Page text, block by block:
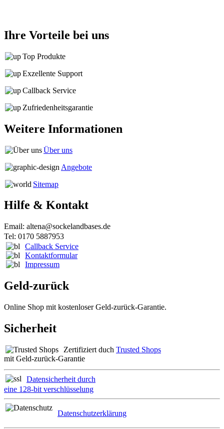
Ihre Vorteile bei uns
Top Produkte
Exzellente Support
Callback Service
Zufriedenheitsgarantie
Weitere Informationen
Über uns
Angebote
Sitemap
Hilfe & Kontakt
Email: altena@sockelandbases.de
Tel: 0170 5887953
Callback Service
Kontaktformular
Impressum
Geld-zurück
Online Shop mit kostenloser Geld-zurück-Garantie.
Sicherheit
Zertifiziert duch Trusted Shops
mit Geld-zurück-Garantie
Datensicherheit durch
eine 128-bit verschlüsselung
Datenschutzerklärung